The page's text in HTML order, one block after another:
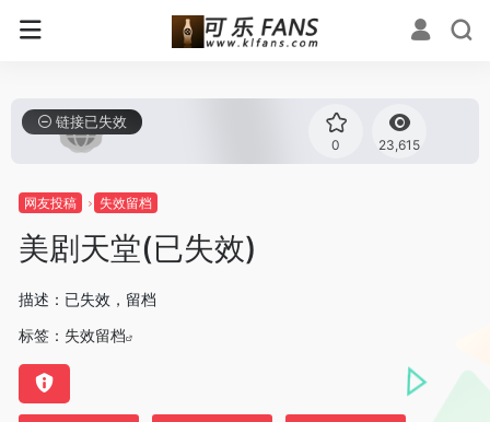
0 23,615
链接已失效
网友投稿 失效留档
美剧天堂(已失效)
描述：已失效，留档
标签： 失效留档